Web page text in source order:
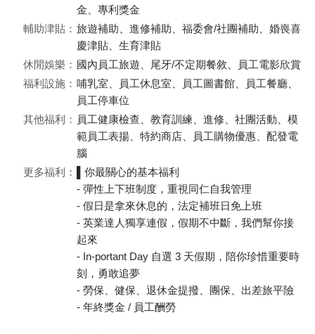
金、專利獎金
輔助津貼： 旅遊補助、進修補助、福委會/社團補助、婚喪喜
慶津貼、生育津貼
休閒娛樂： 國內員工旅遊、尾牙/不定期餐敘、員工電影欣賞
福利設施： 哺乳室、員工休息室、員工圖書館、員工餐廳、
員工停車位
其他福利： 員工健康檢查、教育訓練、進修、社團活動、模
範員工表揚、特約商店、員工購物優惠、配發電
腦
更多福利：
▌你最關心的基本福利
- 彈性上下班制度，重視同仁自我管理
- 假日是拿來休息的，法定補班日免上班
- 英業達人獨享連假，假期不中斷，我們幫你接
起來
- In-portant Day 自選 3 天假期，陪你珍惜重要時
刻，勇敢追夢
- 勞保、健保、退休金提撥、團保、出差旅平險
- 年終獎金 / 員工酬勞